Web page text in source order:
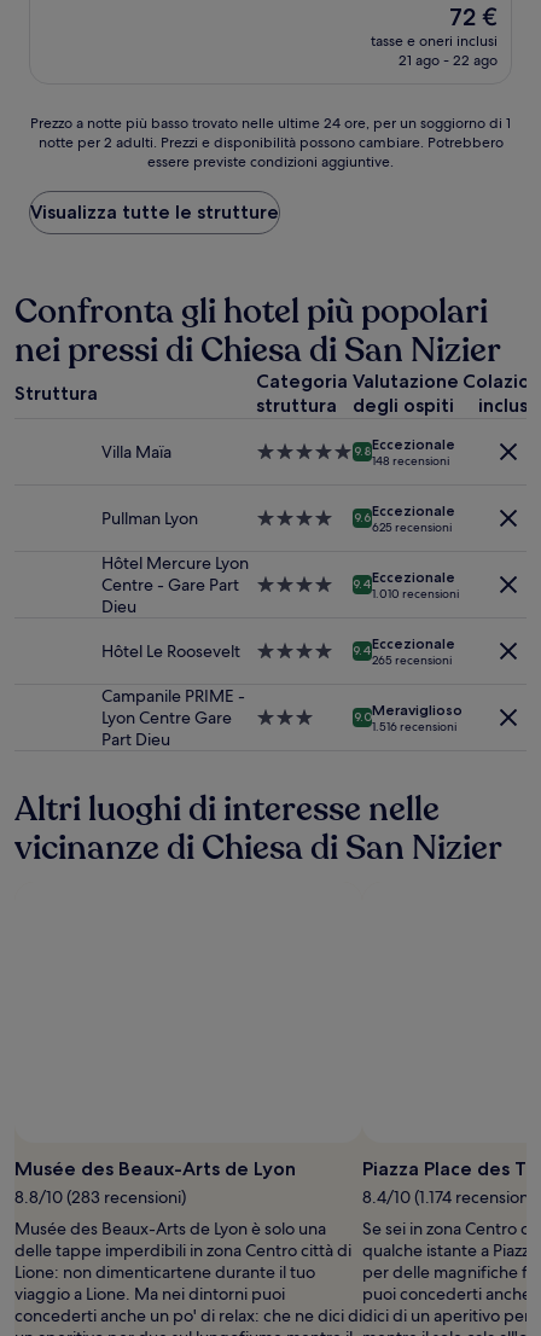
Il
prezzo
attuale
72 €
tasse e oneri inclusi
21 ago - 22 ago
Prezzo
più
basso
trovato
24
ore,
per
un
soggiorno
di
disponibilità
Potrebbero
condizioni
aggiuntive.
Prezzo a notte più basso trovato nelle ultime 24 ore, per un soggiorno di 1
notte per 2 adulti. Prezzi e disponibilità possono cambiare. Potrebbero
essere previste condizioni aggiuntive.
Visualizza tutte le strutture
Confronta gli hotel più popolari
nei pressi di Chiesa di San Nizier
Struttura
Categoria
struttura
Valutazione
degli ospiti
inclusa
Villa Maïa
Struttura
stelle
9.8Eccezionale
148 recensioni
Pullman Lyon
Struttura
stelle
9.6Eccezionale
625 recensioni
Hôtel Mercure Lyon
Centre - Gare Part
Dieu
Struttura
stelle
9.4Eccezionale
1.010 recensioni
Hôtel Le Roosevelt
Struttura
stelle
9.4Eccezionale
265 recensioni
Campanile PRIME -
Lyon Centre Gare
Part Dieu
Struttura
9.0Meraviglioso
1.516 recensioni
Altri luoghi di interesse nelle
vicinanze di Chiesa di San Nizier
Musée des Beaux-Arts de Lyon
8.8/10 (283 recensioni)
Musée des Beaux-Arts de Lyon è solo una
delle tappe imperdibili in zona Centro città di
Lione: non dimenticartene durante il tuo
viaggio a Lione. Ma nei dintorni puoi
concederti anche un po' di relax: che ne dici di
Piazza Place des
8.4/10 (1.174 recensioni)
Se sei in zona Centro
qualche istante a
per delle magnifiche
puoi concederti anche
dici di un aperitivo per